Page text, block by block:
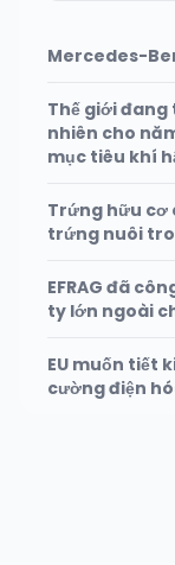
Mercedes-
Thế giới đang
nhiên cho
mục tiêu khí
Trứng hữu cơ
trứng nuôi
EFRAG đã
ty lớn ngoài
EU muốn tiết
cường điện